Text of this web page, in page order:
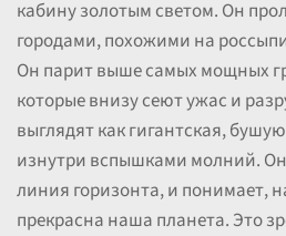
кабину золотым светом. Он
городами, похожими на
Он парит выше самых мощных
которые внизу сеют ужас и
выглядят как гигантская,
изнутри вспышками молний. Он
линия горизонта, и понимает,
прекрасна наша планета. Это